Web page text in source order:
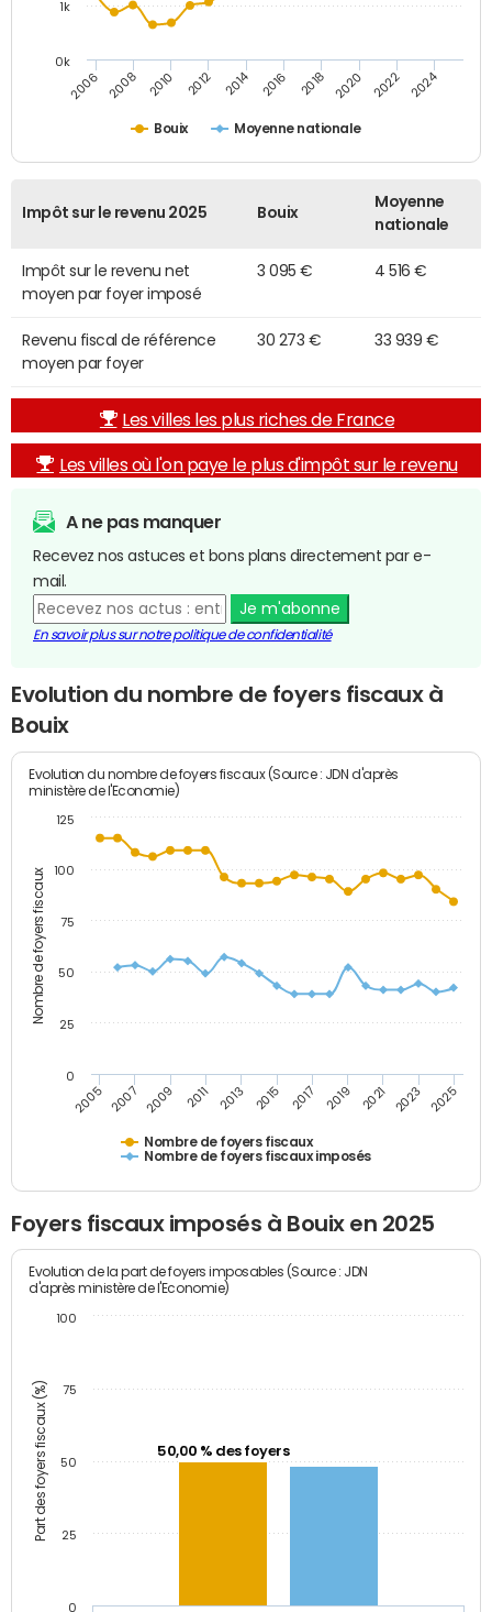
Bouix Moyenne nationale
2006 2008 2010 2012 2014 2016 2018 2020 2022 2024
0k
1k
Impôt sur le revenu 2025 Bouix
Moyenne
nationale
Impôt sur le revenu net
moyen par foyer imposé
3 095 € 4 516 €
Revenu fiscal de référence
moyen par foyer
30 273 € 33 939 €
Les villes les plus riches de France
Les villes où l'on paye le plus d'impôt sur le revenu
A ne pas manquer
Recevez nos astuces et bons plans directement par e-
mail.
Je m'abonne
En savoir plus sur notre politique de confidentialité
Evolution du nombre de foyers fiscaux à
Bouix
Nombre de foyers fiscaux
Evolution du nombre de foyers fiscaux (Source : JDN d'après
ministère de l'Economie)
Nombre de foyers fiscaux
Nombre de foyers fiscaux imposés
2005 2007 2009 2011 2013 2015 2017 2019 2021 2023 2025
0
25
50
75
100
125
Foyers fiscaux imposés à Bouix en 2025
Part des foyers fiscaux (%)
Evolution de la part de foyers imposables (Source : JDN
d'après ministère de l'Economie)
50,00 % des foyers
0
25
50
75
100